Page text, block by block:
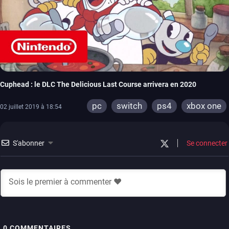
Cuphead : le DLC The Delicious Last Course arrivera en 2020
02 juillet 2019 à 18:54 pc switch ps4 xbox one
S'abonner Se connecter